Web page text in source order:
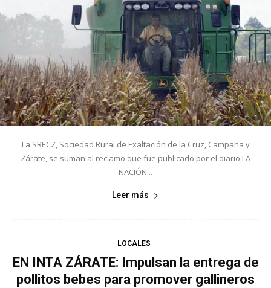
La SRECZ, Sociedad Rural de Exaltación de la Cruz, Campana y
Zárate, se suman al reclamo que fue publicado por el diario LA
NACIÓN...
Leer más
LOCALES
EN INTA ZÁRATE: Impulsan la entrega de
pollitos bebes para promover gallineros